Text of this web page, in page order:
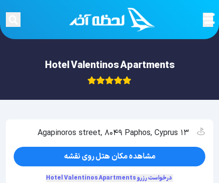
Hotel Valentinos Apartments
13 Agapinoros street, 8049 Paphos, Cyprus
مشاهده مکان هتل روی نقشه
درخواست رزرو Hotel Valentinos Apartments